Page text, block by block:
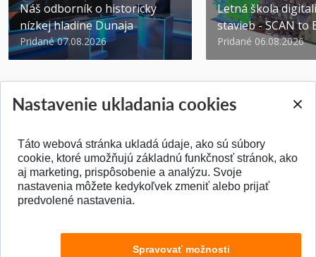
Náš odborník o historicky
nízkej hladine Dunaja
Pridané 07.08.2026
Letná škola
stavieb - SCAN to
Pridané 06.08.2026
SPÄŤ NA VRCH
Nastavenie ukladania cookies
Táto webová stránka ukladá údaje, ako sú súbory
cookie, ktoré umožňujú základnú funkčnosť stránok, ako
aj marketing, prispôsobenie a analýzu. Svoje
nastavenia môžete kedykoľvek zmeniť alebo prijať
predvolené nastavenia.
Spravovať možnosti